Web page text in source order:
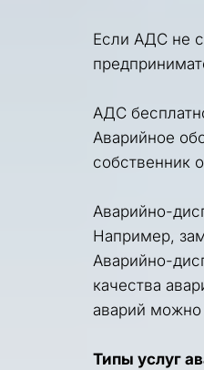
Если АДС не
АДС
Аварийное
собственник
Аварийно-
Например,
Аварийно-
качества
аварий можно
Типы услуг